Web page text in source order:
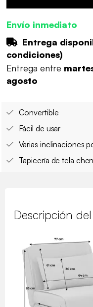
Envío inmediato
Entrega
condiciones)
Entrega entre
agosto
Convertible
Fácil de usar
Varias inclinaciones
Tapicería de tela
Descripción